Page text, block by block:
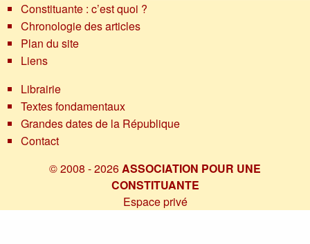
Constituante : c’est quoi ?
Chronologie des articles
Plan du site
Liens
Librairie
Textes fondamentaux
Grandes dates de la République
Contact
© 2008 - 2026ASSOCIATION POUR UNE
CONSTITUANTE
Espace privé